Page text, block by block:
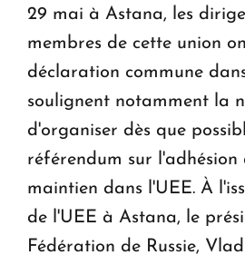
29 mai à Astana, les
membres de cette union
déclaration commune
soulignent notamment la
d'organiser dès que
référendum sur l'adhésion
maintien dans l'UEE. À
de l'UEE à Astana, le
Fédération de Russie,